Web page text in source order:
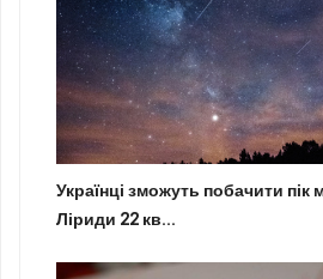
Українці зможуть побачити пік
Ліриди 22 кв...